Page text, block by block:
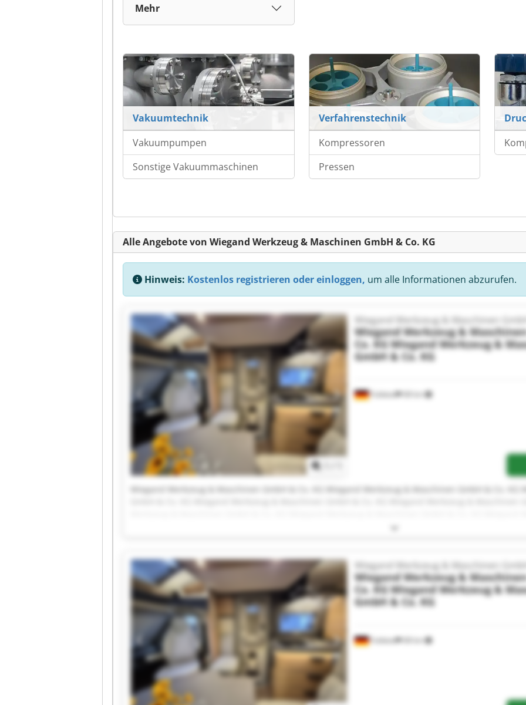
Mehr
Vakuumtechnik
Vakuumpumpen
Sonstige Vakuummaschinen
Verfahrenstechnik
Kompressoren
Pressen
Alle Angebote von Wiegand Werkzeug & Maschinen GmbH & Co. KG
Hinweis: Kostenlos registrieren oder einloggen, um alle Informationen abzurufen.
Fuldatal
Wiegand Werkzeug & Maschinen
Wiegand Werkzeug &
Co. KGWiegand Werkzeug &
GmbH & Co. KG
Wiegand Werkzeug & Maschinen GmbH & Co. KG Wiegand Werkzeug & Maschinen GmbH & Co.
Co. KG Wiegand Werkzeug & Maschinen GmbH & Co. KG Wiegand Werkzeug & Maschinen GmbH &
GmbH & Co. KG Wiegand Werkzeug & Maschinen GmbH & Co. KG Wiegand Werkzeug & Maschinen
Werkzeug & Maschinen GmbH & Co. KG Wiegand Werkzeug & Maschinen GmbH & Co. KG
Fuldatal 68 km
Wiegand Werkzeug & Maschinen
Wiegand Werkzeug &
Co. KGWiegand Werkzeug &
GmbH & Co. KG